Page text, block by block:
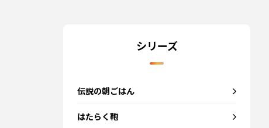
シリーズ
伝説の朝ごはん
はたらく鞄